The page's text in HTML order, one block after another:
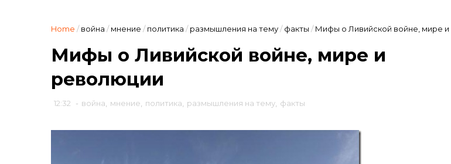
Home / война / мнение / политика / размышления на тему/ факты / Мифы о Ливийской войне, мире
Мифы о Ливийской войне, мире и
революции
12:32 - война мнение политика размышления на тему факты